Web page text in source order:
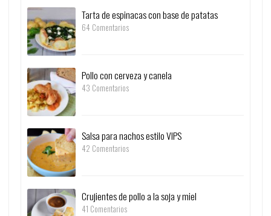
Tarta de espinacas con base de patatas
64 Comentarios
Pollo con cerveza y canela
43 Comentarios
Salsa para nachos estilo VIPS
42 Comentarios
Crujientes de pollo a la soja y miel
41 Comentarios